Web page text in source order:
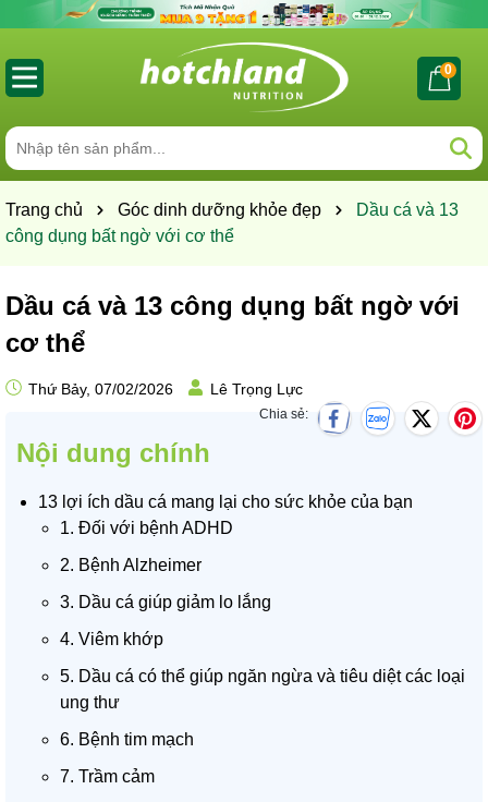
0
Trang chủ Góc dinh dưỡng khỏe đẹp
Dầu cá và 13
công dụng bất ngờ với cơ thể
Dầu cá và 13 công dụng bất ngờ với
cơ thể
Thứ Bảy, 07/02/2026 Lê Trọng Lực
Chia sẻ:
Nội dung chính
13 lợi ích dầu cá mang lại cho sức khỏe của bạn
1. Đối với bệnh ADHD
2. Bệnh Alzheimer
3. Dầu cá giúp giảm lo lắng
4. Viêm khớp
5. Dầu cá có thể giúp ngăn ngừa và tiêu diệt các loại
ung thư
6. Bệnh tim mạch
7. Trầm cảm